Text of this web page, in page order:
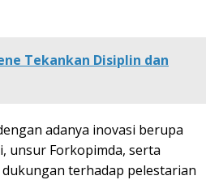
Tekankan Disiplin dan
adanya inovasi berupa
unsur Forkopimda, serta
terhadap pelestarian